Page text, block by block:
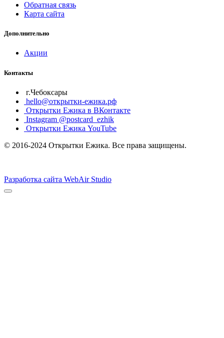
Обратная связь
Карта сайта
Дополнительно
Акции
Контакты
г.Чебоксары
hello@открытки-ежика.рф
Открытки Ежика в ВКонтакте
Instagram @postcard_ezhik
Открытки Ежика YouTube
© 2016-2024 Открытки Ежика. Все права защищены.
Разработка сайта WebAir Studio